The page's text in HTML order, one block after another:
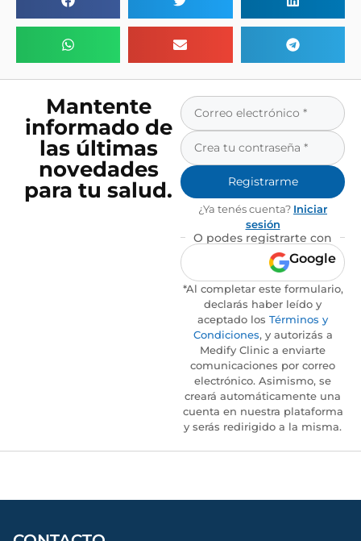
Mantente
informado de
las últimas
novedades
para tu salud.
Registrarme
¿Ya tenés cuenta? Iniciar
sesión
O podes registrarte con
Google
*Al completar este formulario,
declarás haber leído y
aceptado los Términos y
Condiciones, y autorizás a
Medify Clinic a enviarte
comunicaciones por correo
electrónico. Asimismo, se
creará automáticamente una
cuenta en nuestra plataforma
y serás redirigido a la misma.